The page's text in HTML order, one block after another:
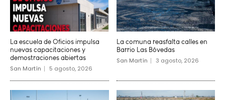
La escuela de Oficios impulsa
nuevas capacitaciones y
demostraciones abiertas
San Martín 5 agosto, 2026
La comuna reasfalta calles en
Barrio Las Bóvedas
San Martín 3 agosto, 2026